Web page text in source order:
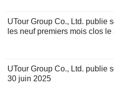
UTour Group Co., Ltd. publie
les neuf premiers mois clos
UTour Group Co., Ltd. publie
30 juin 2025